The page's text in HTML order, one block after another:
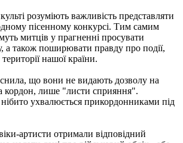
розуміють важливість представляти
пісенному конкурсі. Тим самим
митців у прагненні просувати
а також поширювати правду про події,
нашої країни.
що вони не видають дозволу на
кордон, лише "листи сприяння".
ухвалюється прикордонниками під
артисти отримали відповідний